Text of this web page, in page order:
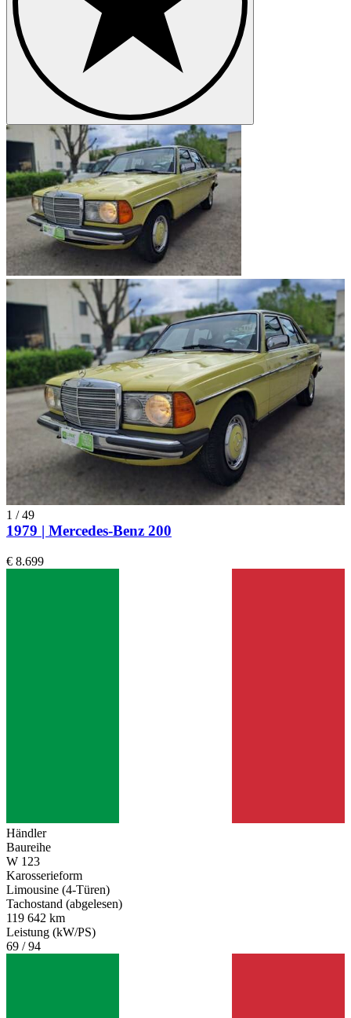
1 /49
1979 | Mercedes-Benz 200
€ 8.699
Händler
Baureihe
W 123
Karosserieform
Limousine (4-Türen)
Tachostand (abgelesen)
119 642 km
Leistung (kW/PS)
69 / 94